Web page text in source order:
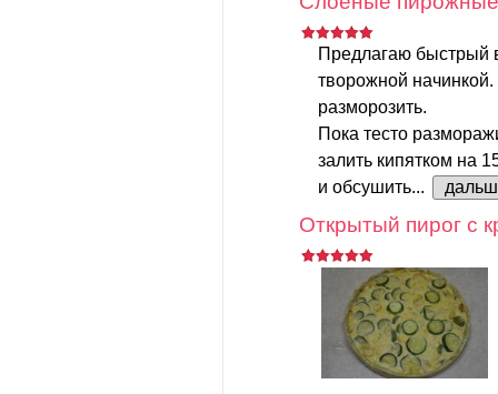
Предлагаю быстрый
творожной
разморозить.
Пока тесто
залить кипятком на
и обсушить...
Открытый пирог с